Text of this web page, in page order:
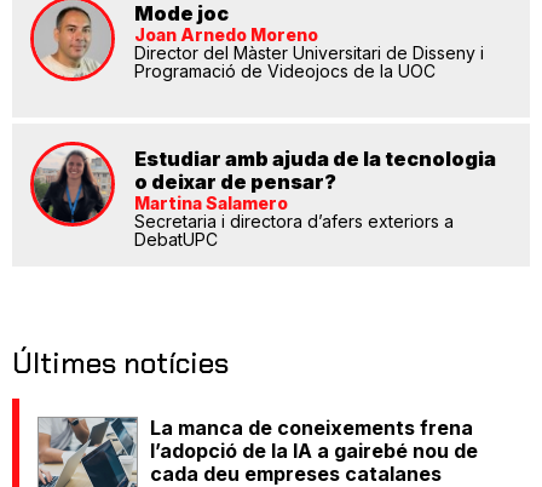
Mode joc
Joan Arnedo Moreno
Director del Màster Universitari de Disseny i
Programació de Videojocs de la UOC
Estudiar amb ajuda de la tecnologia
o deixar de pensar?
Martina Salamero
Secretaria i directora d’afers exteriors a
DebatUPC
Últimes notícies
La manca de coneixements frena
l’adopció de la IA a gairebé nou de
cada deu empreses catalanes